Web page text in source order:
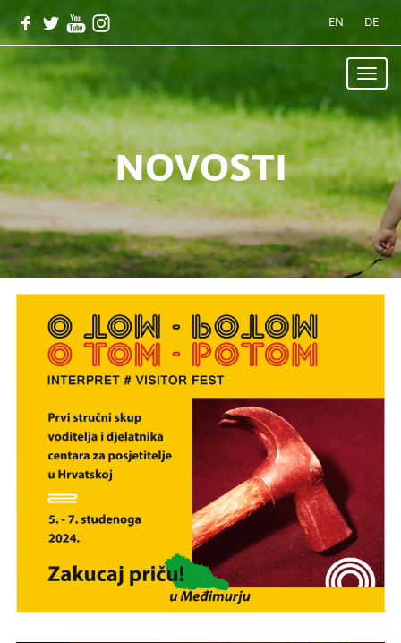
EN DE
Toggle
novosti